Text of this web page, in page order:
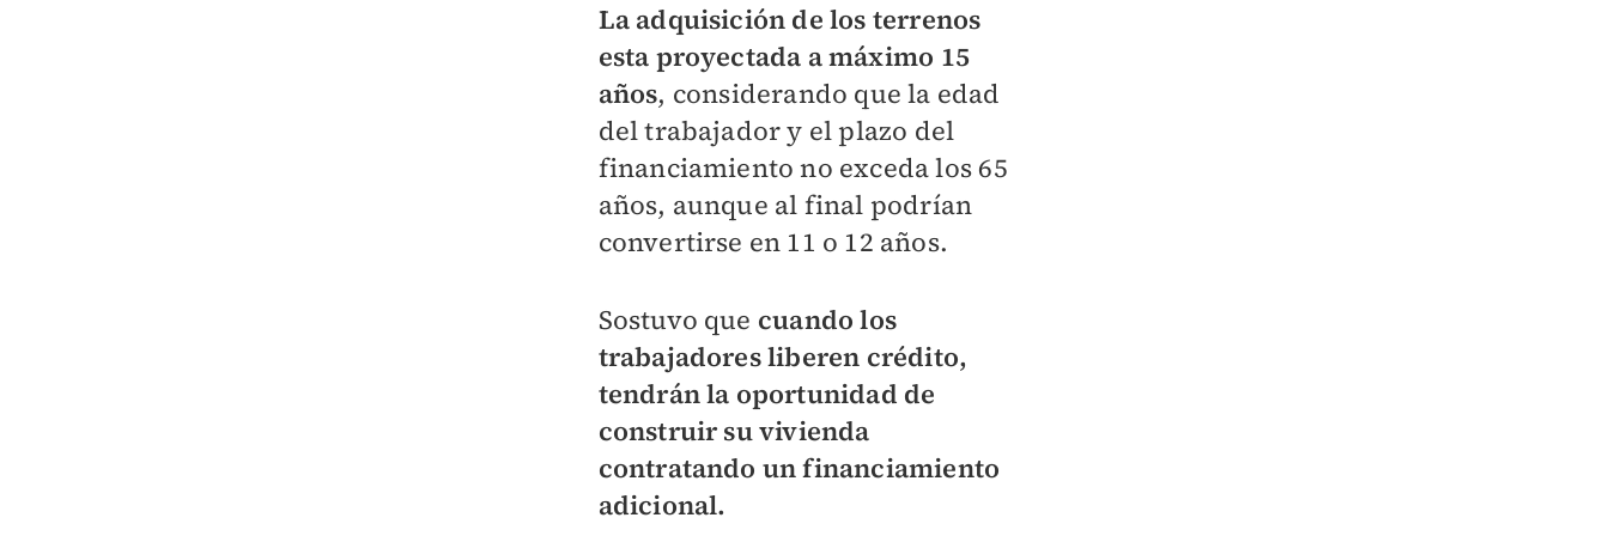
La adquisición de los terrenos
esta proyectada a máximo 15
años, considerando que la edad
del trabajador y el plazo del
financiamiento no exceda los 65
años, aunque al final podrían
convertirse en 11 o 12 años.
Sostuvo que cuando los
trabajadores liberen crédito,
tendrán la oportunidad de
construir su vivienda
contratando un financiamiento
adicional.